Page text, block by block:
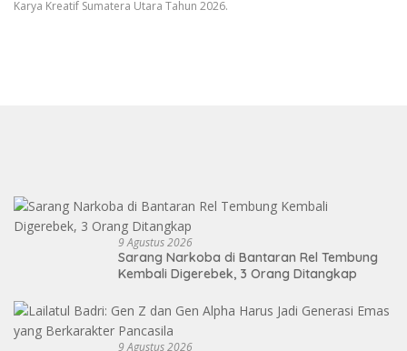
Karya Kreatif Sumatera Utara Tahun 2026.
9 Agustus 2026
Sarang Narkoba di Bantaran Rel Tembung
Kembali Digerebek, 3 Orang Ditangkap
9 Agustus 2026